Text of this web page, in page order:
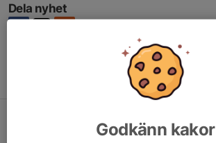
Dela nyhet
5 aug, 10:14 0
Godkänn kakor